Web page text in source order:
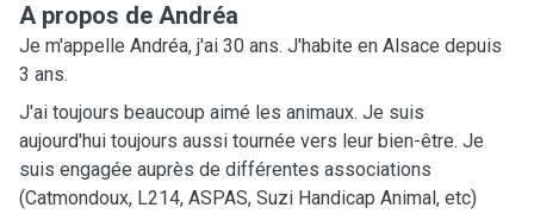
A propos de Andréa
Je m'appelle Andréa, j'ai 30 ans. J'habite en Alsace depuis
3 ans.
J'ai toujours beaucoup aimé les animaux. Je suis
aujourd'hui toujours aussi tournée vers leur bien-être. Je
suis engagée auprès de différentes associations
(Catmondoux, L214, ASPAS, Suzi Handicap Animal, etc)